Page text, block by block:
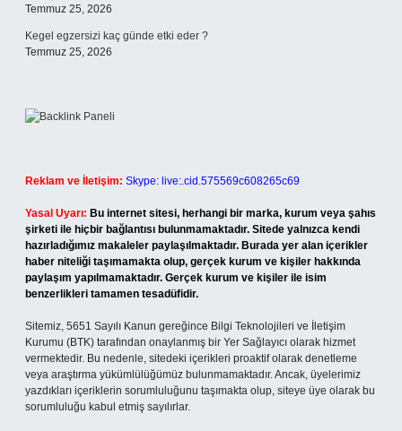
Temmuz 25, 2026
Kegel egzersizi kaç günde etki eder ?
Temmuz 25, 2026
Reklam ve İletişim: Skype: live:.cid.575569c608265c69
Yasal Uyarı: Bu internet sitesi, herhangi bir marka, kurum veya şahıs
şirketi ile hiçbir bağlantısı bulunmamaktadır. Sitede yalnızca kendi
hazırladığımız makaleler paylaşılmaktadır. Burada yer alan içerikler
haber niteliği taşımamakta olup, gerçek kurum ve kişiler hakkında
paylaşım yapılmamaktadır. Gerçek kurum ve kişiler ile isim
benzerlikleri tamamen tesadüfidir.
Sitemiz, 5651 Sayılı Kanun gereğince Bilgi Teknolojileri ve İletişim
Kurumu (BTK) tarafından onaylanmış bir Yer Sağlayıcı olarak hizmet
vermektedir. Bu nedenle, sitedeki içerikleri proaktif olarak denetleme
veya araştırma yükümlülüğümüz bulunmamaktadır. Ancak, üyelerimiz
yazdıkları içeriklerin sorumluluğunu taşımakta olup, siteye üye olarak bu
sorumluluğu kabul etmiş sayılırlar.